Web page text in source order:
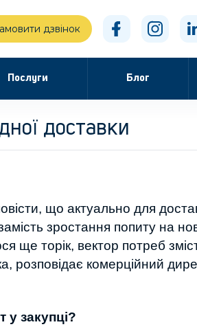
дзвінок
Послуги Блог
доставки
що актуально для
зростання попиту на
ще торік, вектор потреб
розповідає комерційний
у закупці?